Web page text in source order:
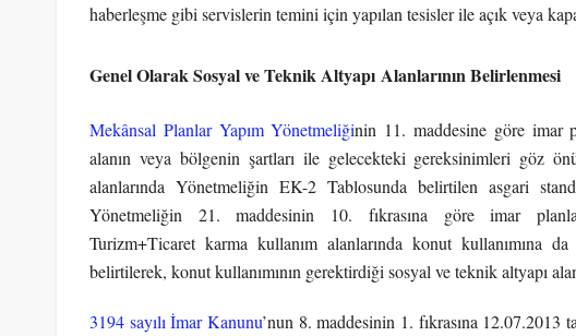
haberleşme gibi servislerin temini için yapılan tesisler ile açık veya
Genel Olarak Sosyal ve Teknik Altyapı Alanlarının Belirlenmesi
Mekânsal Planlar Yapım Yönetmeliğinin 11. maddesine göre imar
alanın veya bölgenin şartları ile gelecekteki gereksinimleri göz
alanlarında Yönetmeliğin EK-2 Tablosunda belirtilen asgari
Yönetmeliğin 21. maddesinin 10. fıkrasına göre imar
Turizm+Ticaret karma kullanım alanlarında konut kullanımına
belirtilerek, konut kullanımının gerektirdiği sosyal ve teknik altyapı
3194 sayılı İmar Kanunu’nun 8. maddesinin 1. fıkrasına 12.07.2013